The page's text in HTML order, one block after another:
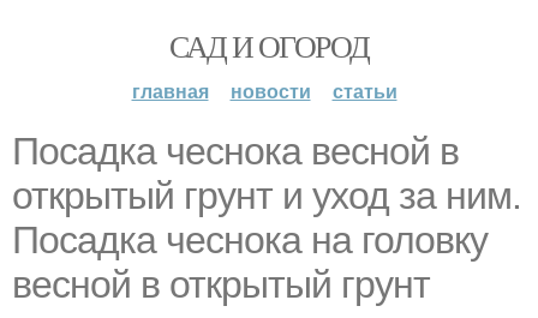
САД И ОГОРОД
главная новости статьи
Посадка чеснока весной в
открытый грунт и уход за ним.
Посадка чеснока на головку
весной в открытый грунт